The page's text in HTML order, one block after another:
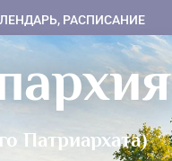
РАСПИСАНИЕ
Патриархата)